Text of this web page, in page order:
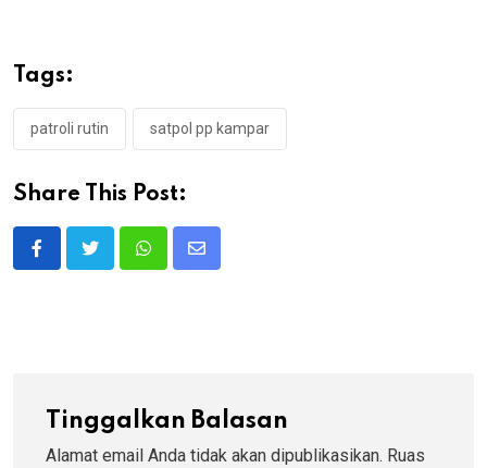
Tags:
patroli rutin satpol pp kampar
Share This Post:
WhatsappShare
Tinggalkan Balasan
Alamat email Anda tidak akan dipublikasikan. Ruas